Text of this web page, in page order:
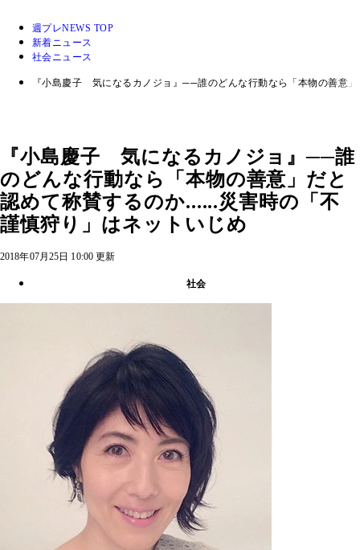
週プレNEWS TOP
新着ニュース
社会ニュース
『小島慶子 気になるカノジョ』──誰のどんな行動なら「本物の善意
『小島慶子 気になるカノジョ』──誰
のどんな行動なら「本物の善意」だと
認めて称賛するのか......災害時の「不
謹慎狩り」はネットいじめ
2018年07月25日 10:00 更新
社会